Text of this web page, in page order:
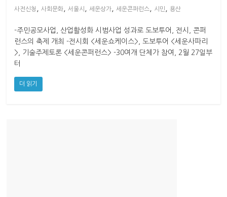
사전신청 사회문화 서울시 세운상가 세운콘퍼런스 시민 ,용산
-주민공모사업, 산업활성화 시범사업 성과로 도보투어, 전시, 콘퍼
런스의 축제 개최 -전시회 <세운쇼케이스>, 도보투어 <세운사파리
>, 기술주제토론 <세운콘퍼런스> -30여개 단체가 참여, 2월 27일부
터
더 읽기